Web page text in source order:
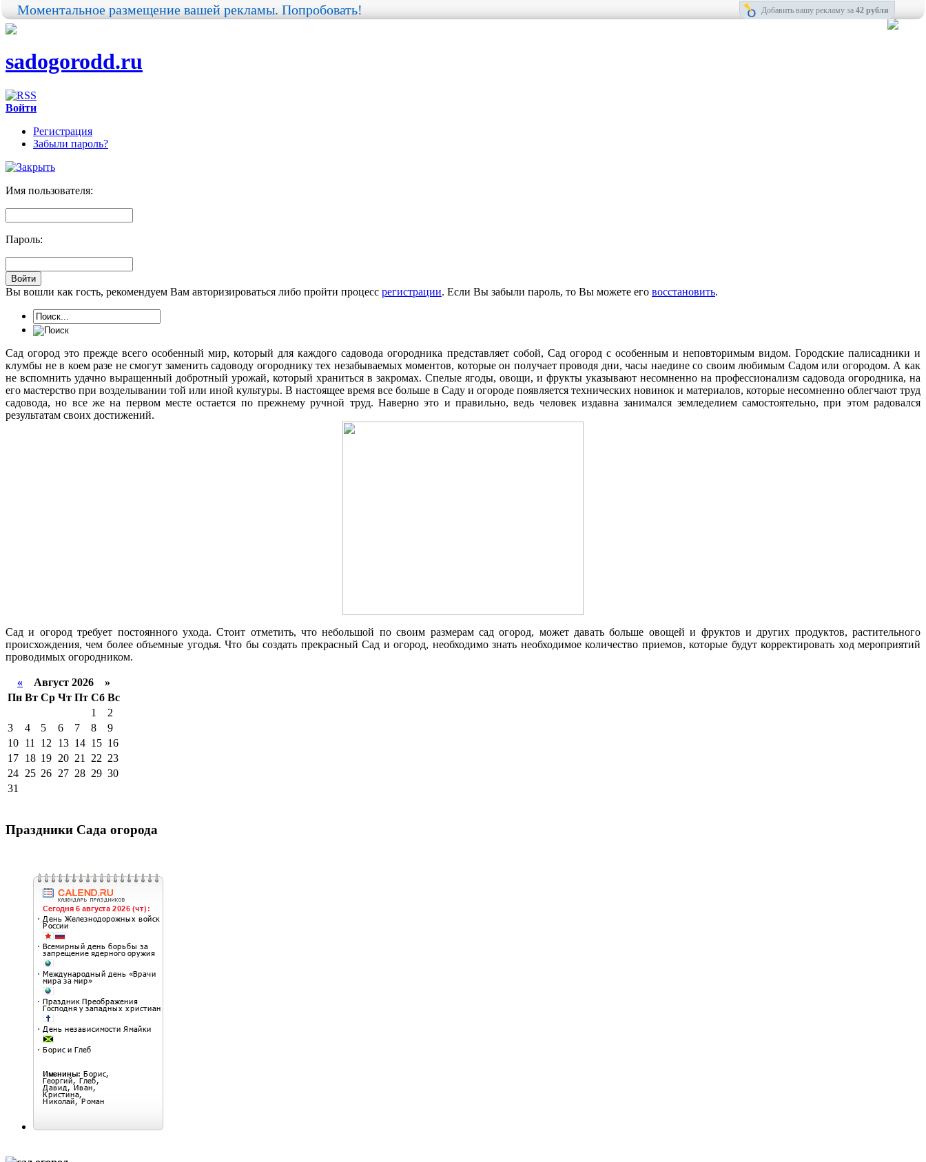
Моментальное размещение вашей рекламы. Попробовать! Добавить вашу рекламу за 42 рубля
sadogorodd.ru
Войти
Регистрация
Забыли пароль?
Имя пользователя:
Пароль:
Вы вошли как гость, рекомендуем Вам авторизироваться либо пройти процесс регистрации. Если Вы забыли пароль, то Вы можете его восстановить.
Сад огород это прежде всего особенный мир, который для каждого садовода огородника представляет собой, Cад огород с особенным и неповторимым видом. Городские палисадники и
клумбы не в коем разе не смогут заменить садоводу огороднику тех незабываемых моментов, которые он получает проводя дни, часы наедине со своим любимым Cадом или огородом. А как
не вспомнить удачно выращенный добротный урожай, который храниться в закромах. Спелые ягоды, овощи, и фрукты указывают несомненно на профессионализм садовода огородника, на
его мастерство при возделывании той или иной культуры. В настоящее время все больше в Cаду и огороде появляется технических новинок и материалов, которые несомненно облегчают труд
садовода, но все же на первом месте остается по прежнему ручной труд. Наверно это и правильно, ведь человек издавна занимался земледелием самостоятельно, при этом радовался
результатам своих достижений.
Сад и огород требует постоянного ухода. Стоит отметить, что небольшой по своим размерам сад огород, может давать больше овощей и фруктов и других продуктов, растительного
происхождения, чем более объемные угодья. Что бы создать прекрасный Сад и огород, необходимо знать необходимое количество приемов, которые будут корректировать ход мероприятий
проводимых огородником.
« Август 2026 »
Пн Вт Ср Чт Пт Сб Вс
1
2
3
4 5 6 7 8
9
10 11 12 13 14 15 16
17 18 19 20 21 22 23
24 25 26 27 28 29 30
31
Праздники Сада огорода